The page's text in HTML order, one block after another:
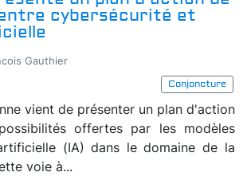
cybersécurité et
Gauthier
Conjoncture
vient de présenter un plan d'action
offertes par les modèles
(IA) dans le domaine de la
voie à...